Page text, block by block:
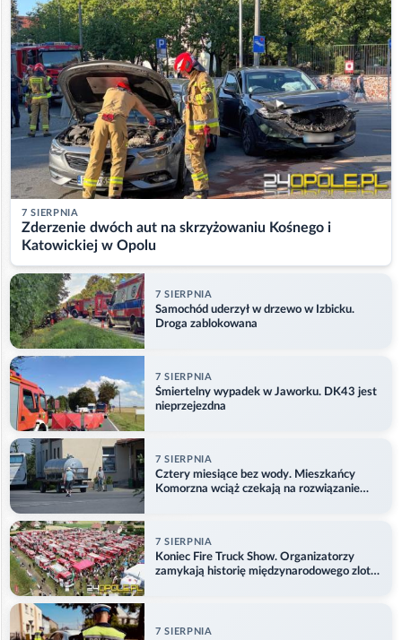
7 SIERPNIA
Zderzenie dwóch aut na skrzyżowaniu Kośnego i
Katowickiej w Opolu
7 SIERPNIA
Samochód uderzył w drzewo w Izbicku.
Droga zablokowana
7 SIERPNIA
Śmiertelny wypadek w Jaworku. DK43 jest
nieprzejezdna
7 SIERPNIA
Cztery miesiące bez wody. Mieszkańcy
Komorzna wciąż czekają na rozwiązanie
7 SIERPNIA
Koniec Fire Truck Show. Organizatorzy
zamykają historię międzynarodowego zlotu
7 SIERPNIA